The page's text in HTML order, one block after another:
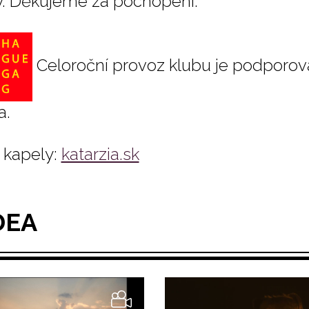
Celoroční provoz klubu je
katarzia.sk